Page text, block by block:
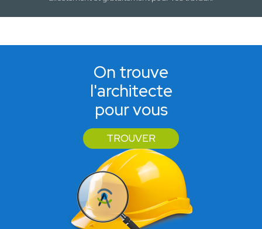
On trouve
l'architecte
pour vous
TROUVER